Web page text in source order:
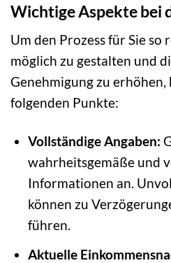
Wichtige Aspekte bei
Um den Prozess für Sie so
möglich zu gestalten und
Genehmigung zu
folgenden Punkte:
Vollständige Angaben:
wahrheitsgemäße und
Informationen an.
können zu
führen.
Aktuelle